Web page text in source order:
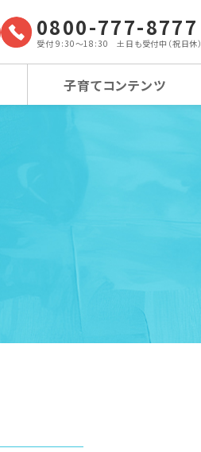
子育てコンテンツ
0800-777-8777
受付 9:30～18:30 土日も受付中（祝日休）